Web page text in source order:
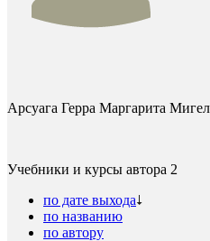
Арсуага Герра Маргарита
Учебники и курсы автора 2
по дате выхода
по названию
по автору